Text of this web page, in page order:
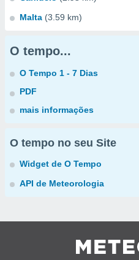
Malta (3.59 km)
O tempo...
O Tempo 1 - 7 Dias
PDF
mais informações
O tempo no seu Site
Widget de O Tempo
API de Meteorologia